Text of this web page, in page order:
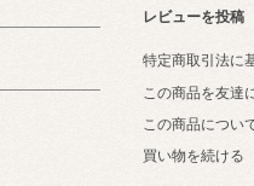
レビューを投稿
特定商取引法に
この商品を友達
この商品につい
買い物を続ける